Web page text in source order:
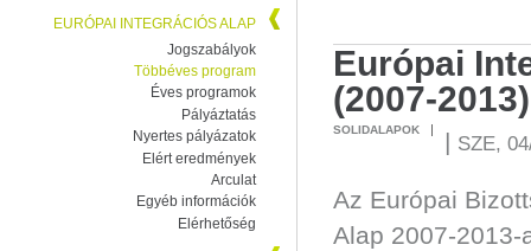
EURÓPAI INTEGRÁCIÓS ALAP
Jogszabályok
Többéves program
Éves programok
Pályáztatás
Nyertes pályázatok
Elért eredmények
Arculat
Egyéb információk
Elérhetőség
Európai
(2007-2013)
SOLIDALAPOK | SZE,
Az Európai
Alap 2007-